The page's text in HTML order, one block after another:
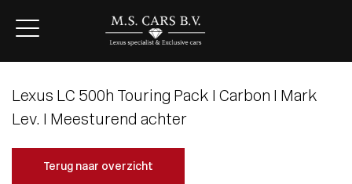
Lexus LC 500h Touring Pack I Carbon I Mark
Lev. I Meesturend achter
Terug naar overzicht